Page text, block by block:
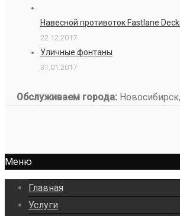
Навесной противоток Fastlane
22.12.2017
Уличные фонтаны
31.01.2017
Обслуживаем города:
Меню
Главная
Услуги